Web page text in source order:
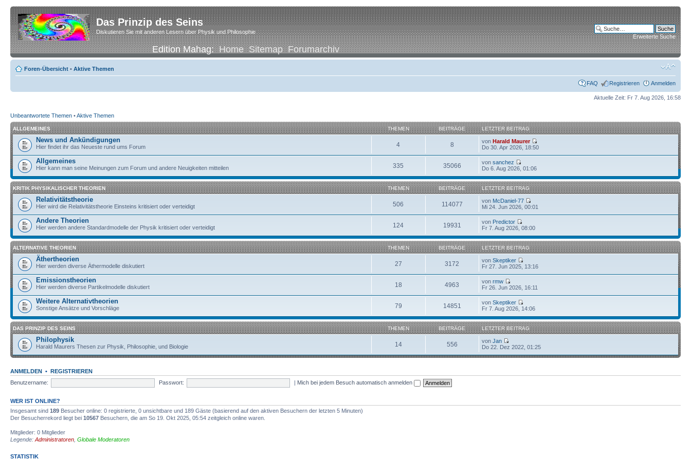
Das Prinzip des Seins
Diskutieren Sie mit anderen Lesern über Physik und Philosophie
Edition Mahag:Home Sitemap Forumarchiv
Erweiterte Suche
Foren-Übersicht • Aktive Themen
FAQ Registrieren Anmelden
Aktuelle Zeit: Fr 7. Aug 2026, 16:58
Unbeantwortete Themen •Aktive Themen
ALLGEMEINES THEMEN BEITRÄGE LETZTER BEITRAG
News und Ankündigungen
Hier findet ihr das Neueste rund ums Forum 4 8 vonHarald Maurer
Do 30. Apr 2026, 18:50
Allgemeines
Hier kann man seine Meinungen zum Forum und andere Neuigkeiten mitteilen 335 35066 vonsanchez
Do 6. Aug 2026, 01:06
KRITIK PHYSIKALISCHER THEORIEN THEMEN BEITRÄGE LETZTER BEITRAG
Relativitätstheorie
Hier wird die Relativitätstheorie Einsteins kritisiert oder verteidigt 506 114077 von McDaniel-77
Mi 24. Jun 2026, 00:01
Andere Theorien
Hier werden andere Standardmodelle der Physik kritisiert oder verteidigt 124 19931 von Predictor
Fr 7. Aug 2026, 08:00
ALTERNATIVE THEORIEN THEMEN BEITRÄGE LETZTER BEITRAG
Äthertheorien
Hier werden diverse Äthermodelle diskutiert 27 3172 vonSkeptiker
Fr 27. Jun 2025, 13:16
Emissionstheorien
Hier werden diverse Partikelmodelle diskutiert 18 4963 vonrmw
Fr 26. Jun 2026, 16:11
Weitere Alternativtheorien
Sonstige Ansätze und Vorschläge 79 14851 vonSkeptiker
Fr 7. Aug 2026, 14:06
DAS PRINZIP DES SEINS THEMEN BEITRÄGE LETZTER BEITRAG
Philophysik
Harald Maurers Thesen zur Physik, Philosophie, und Biologie 14 556 vonJan
Do 22. Dez 2022, 01:25
ANMELDEN • REGISTRIEREN
Benutzername:
Passwort: | Mich bei jedem Besuch automatisch anmelden
WER IST ONLINE?
Insgesamt sind 189 Besucher online: 0 registrierte, 0 unsichtbare und 189 Gäste (basierend auf den aktiven Besuchern der letzten 5 Minuten)
Der Besucherrekord liegt bei 10567 Besuchern, die am So 19. Okt 2025, 05:54 zeitgleich online waren.
Mitglieder: 0 Mitglieder
Legende: Administratoren Globale Moderatoren
STATISTIK